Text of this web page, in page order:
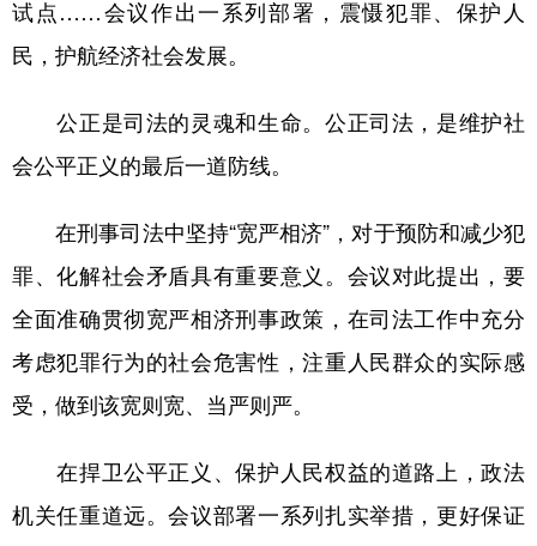
试点……会议作出一系列部署，震慑犯罪、保护人
民，护航经济社会发展。
公正是司法的灵魂和生命。公正司法，是维护社
会公平正义的最后一道防线。
在刑事司法中坚持“宽严相济”，对于预防和减少犯
罪、化解社会矛盾具有重要意义。会议对此提出，要
全面准确贯彻宽严相济刑事政策，在司法工作中充分
考虑犯罪行为的社会危害性，注重人民群众的实际感
受，做到该宽则宽、当严则严。
在捍卫公平正义、保护人民权益的道路上，政法
机关任重道远。会议部署一系列扎实举措，更好保证